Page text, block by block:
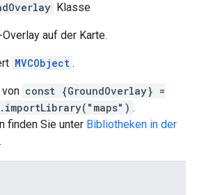
Klasse
auf der Karte.
MVCObject .
const {GroundOverlay} =
.
finden Sie unter Bibliotheken in der
.